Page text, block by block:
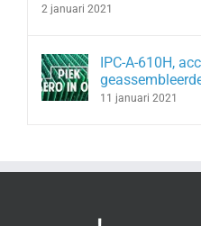
2 januari 2021
IPC-A-610H,
11 januari 2021